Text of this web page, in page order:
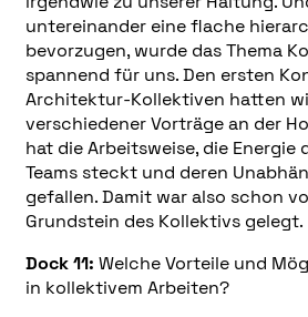
untereinander eine flache
bevorzugen, wurde das Thema
spannend für uns. Den ersten
Architektur-Kollektiven hatten
verschiedener Vorträge an der
hat die Arbeitsweise, die Energie
Teams steckt und deren
gefallen. Damit war also schon
Grundstein des Kollektivs gelegt.
Dock 11: Welche Vorteile und
in kollektivem Arbeiten?